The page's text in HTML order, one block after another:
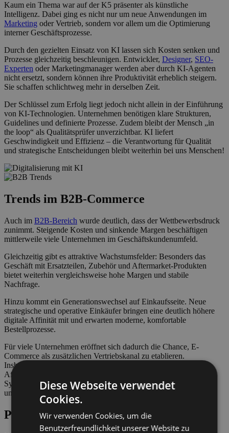
Kaum ein Thema war auf der K5 präsenter als künstliche
Intelligenz. Dabei ging es nicht nur um neue Anwendungen im
Marketing oder Vertrieb, sondern vor allem um die Optimierung
interner Geschäftsprozesse.
Durch den gezielten Einsatz von KI lassen sich Kosten senken und
Prozesse gleichzeitig beschleunigen. Entwickler, Designer, SEO-
Experten oder Marketingmanager werden aber durch KI-Agenten
nicht ersetzt, sondern können ihre Produktivität erheblich steigern.
Sie schaffen schlichtweg mehr in derselben Zeit.
Der Schlüssel zum Erfolg liegt jedoch nicht allein in der Einführung
von KI-Technologien. Unternehmen benötigen klare Strukturen,
Guidelines und definierte Prozesse. Zudem bleibt der Mensch „in
the loop“ als Qualitätsprüfer unverzichtbar. KI liefert
Geschwindigkeit und Effizienz – die Verantwortung für Qualität
und strategische Entscheidungen bleibt weiterhin bei uns Menschen!
Trends im B2B-Commerce
Auch im B2B-Bereich wurde deutlich, dass der Wettbewerbsdruck
zunimmt. Steigende Kosten und sinkende Margen beschäftigen
mittlerweile viele Unternehmen im Geschäftskundenumfeld.
Gleichzeitig gibt es attraktive Wachstumsfelder: Besonders das
Geschäft mit Ersatzteilen, Zubehör und Aftermarket-Produkten
bietet weiterhin vergleichsweise hohe Margen und stabile
Nachfrage.
Hinzu kommt ein Generationswechsel auf Einkaufsseite. Neue
strategische und operative Einkäufer bringen eine deutlich höhere
digitale Affinität mit und erwarten moderne, komfortable
Bestellprozesse.
Für viele Unternehmen eröffnet sich dadurch die Chance, E-
Commerce als zusätzlichen Vertriebskanal zu etablieren.
Insbesondere die Digitalisierung und Automatisierung des
Aftermarket-Geschäfts bieten enormes Potenzial. Moderne Shop-
Systeme wieShopwareoderShopifyermöglichen einen schnellen
und effizienten Einstieg in den digitalen Vertrieb.
Partnertreff vor Ort
Diese Webseite verwendet
Cookies.
Wir verwenden Cookies, um die
Benutzerfreundlichkeit unserer Website zu